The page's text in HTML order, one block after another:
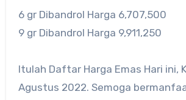
6 gr Dibandrol Harga 6,707,500
9 gr Dibandrol Harga 9,911,250
Itulah Daftar Harga Emas Hari ini,
Agustus 2022. Semoga